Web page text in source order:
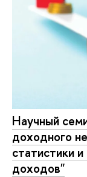
Научный
доходного
статистики
доходов"